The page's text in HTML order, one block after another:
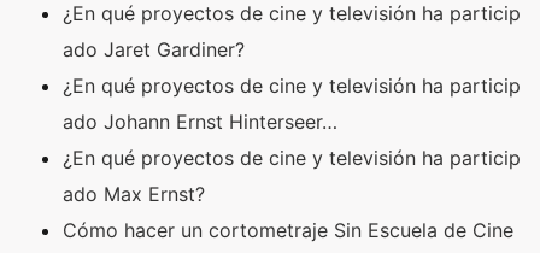
¿En qué proyectos de cine y televisión ha particip
ado Jaret Gardiner?
¿En qué proyectos de cine y televisión ha particip
ado Johann Ernst Hinterseer…
¿En qué proyectos de cine y televisión ha particip
ado Max Ernst?
Cómo hacer un cortometraje Sin Escuela de Cine